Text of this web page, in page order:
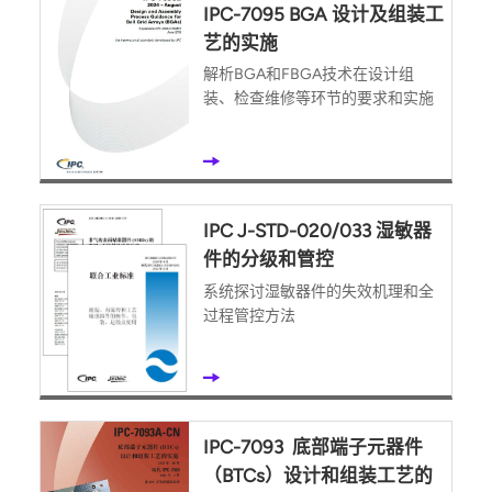
IPC-7095 BGA 设计及组装工
艺的实施
解析BGA和FBGA技术在设计组
装、检查维修等环节的要求和实施
IPC J-STD-020/033 湿敏器
件的分级和管控
系统探讨湿敏器件的失效机理和全
过程管控方法
IPC-7093 底部端子元器件
（BTCs）设计和组装工艺的